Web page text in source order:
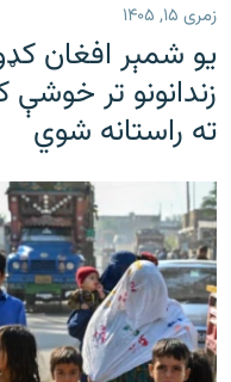
زمری ۱۵, ۱۴۰۵
یو شمېر افغان
زندانونو تر
ته راستانه شوي